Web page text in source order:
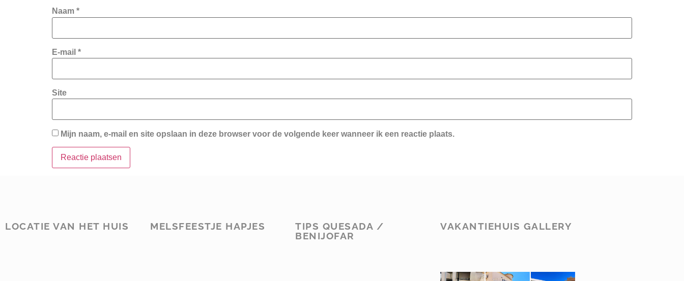
Naam *
E-mail *
Site
Mijn naam, e-mail en site opslaan in deze browser voor de volgende keer wanneer ik een reactie plaats.
LOCATIE VAN HET HUIS MELSFEESTJE HAPJES
TIPS QUESADA /
BENIJOFAR
VAKANTIEHUIS GALLERY